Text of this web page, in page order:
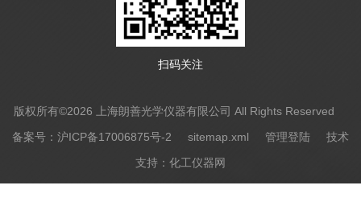
扫码关注
版权所有©2026 上海朗善光学仪器有限公司 All Rights Reserved
备案号：沪ICP备17006875号-2
sitemap.xml 管理登陆技术
支持： 化工仪器网